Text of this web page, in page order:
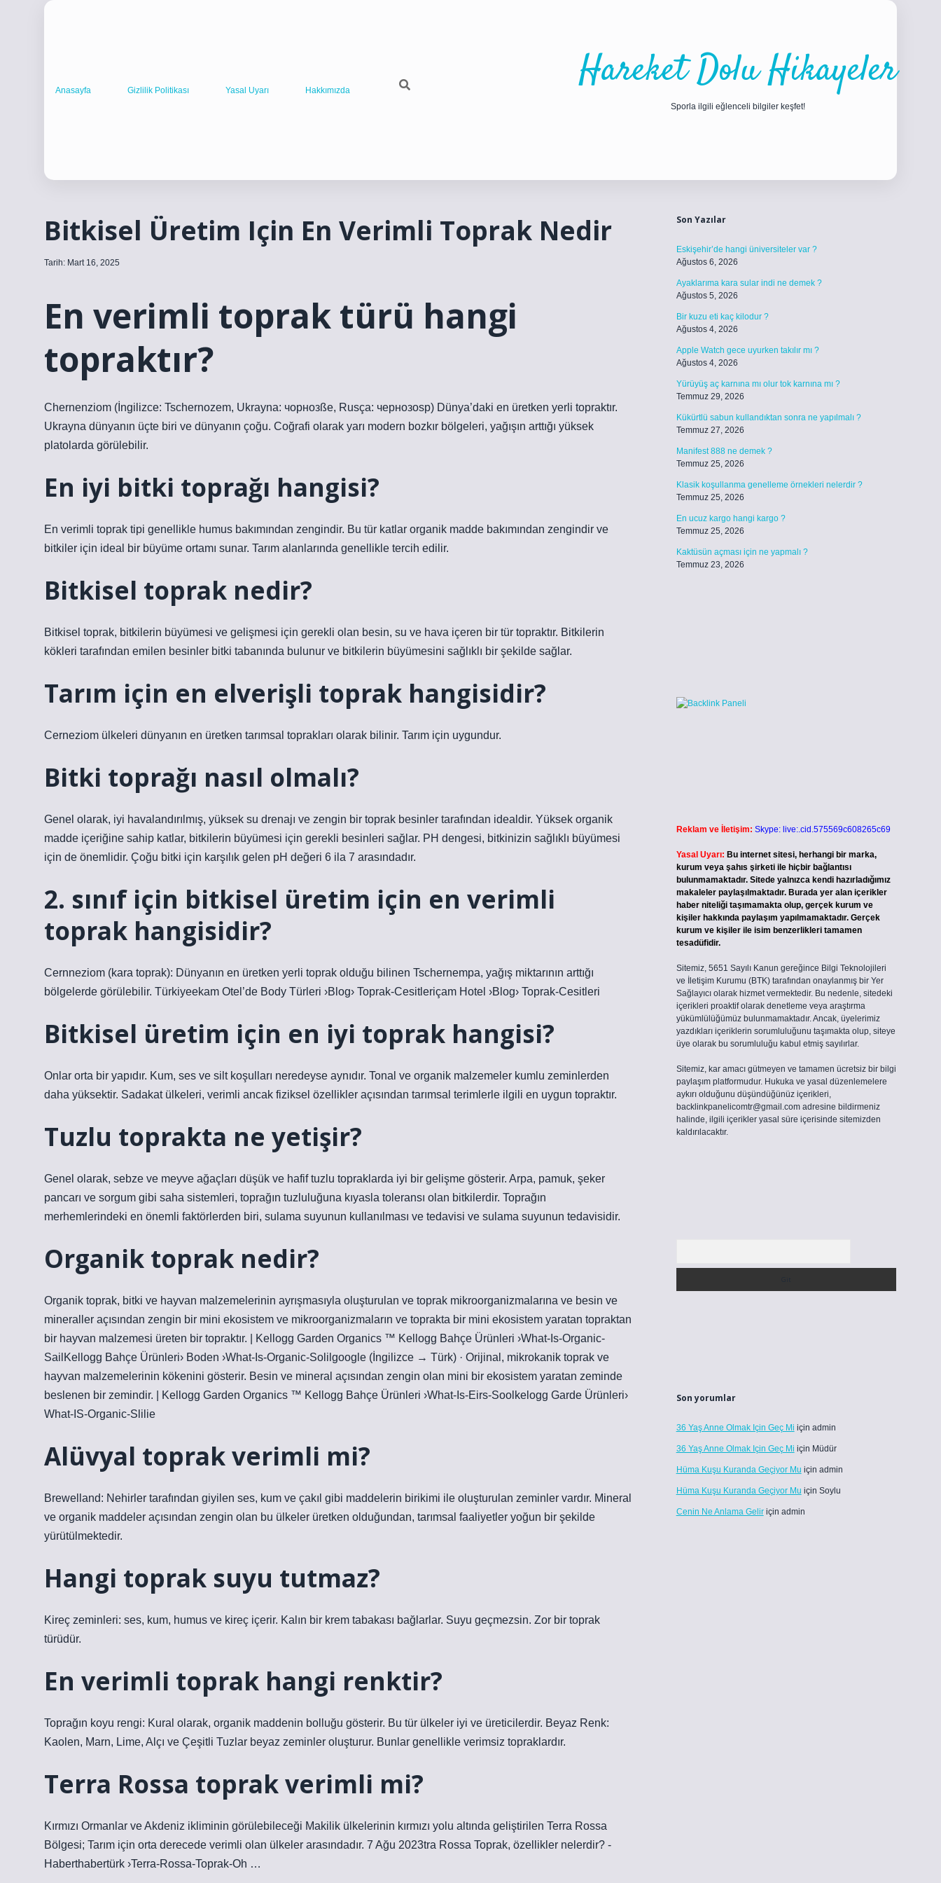
Anasayfa Gizlilik Politikası Yasal Uyarı Hakkımızda Hareket Dolu Hikayeler
Sporla ilgili eğlenceli bilgiler keşfet!
Bitkisel Üretim Için En Verimli Toprak Nedir
Tarih: Mart 16, 2025
En verimli toprak türü hangi
topraktır?
Chernenziom (İngilizce: Tschernozem, Ukrayna: чорнозße, Rusça: чернозosp) Dünya’daki en üretken yerli topraktır.
Ukrayna dünyanın üçte biri ve dünyanın çoğu. Coğrafi olarak yarı modern bozkır bölgeleri, yağışın arttığı yüksek
platolarda görülebilir.
En iyi bitki toprağı hangisi?
En verimli toprak tipi genellikle humus bakımından zengindir. Bu tür katlar organik madde bakımından zengindir ve
bitkiler için ideal bir büyüme ortamı sunar. Tarım alanlarında genellikle tercih edilir.
Bitkisel toprak nedir?
Bitkisel toprak, bitkilerin büyümesi ve gelişmesi için gerekli olan besin, su ve hava içeren bir tür topraktır. Bitkilerin
kökleri tarafından emilen besinler bitki tabanında bulunur ve bitkilerin büyümesini sağlıklı bir şekilde sağlar.
Tarım için en elverişli toprak hangisidir?
Cerneziom ülkeleri dünyanın en üretken tarımsal toprakları olarak bilinir. Tarım için uygundur.
Bitki toprağı nasıl olmalı?
Genel olarak, iyi havalandırılmış, yüksek su drenajı ve zengin bir toprak besinler tarafından idealdir. Yüksek organik
madde içeriğine sahip katlar, bitkilerin büyümesi için gerekli besinleri sağlar. PH dengesi, bitkinizin sağlıklı büyümesi
için de önemlidir. Çoğu bitki için karşılık gelen pH değeri 6 ila 7 arasındadır.
2. sınıf için bitkisel üretim için en verimli
toprak hangisidir?
Cernneziom (kara toprak): Dünyanın en üretken yerli toprak olduğu bilinen Tschernempa, yağış miktarının arttığı
bölgelerde görülebilir. Türkiyeekam Otel’de Body Türleri ›Blog› Toprak-Cesitleriçam Hotel ›Blog› Toprak-Cesitleri
Bitkisel üretim için en iyi toprak hangisi?
Onlar orta bir yapıdır. Kum, ses ve silt koşulları neredeyse aynıdır. Tonal ve organik malzemeler kumlu zeminlerden
daha yüksektir. Sadakat ülkeleri, verimli ancak fiziksel özellikler açısından tarımsal terimlerle ilgili en uygun topraktır.
Tuzlu toprakta ne yetişir?
Genel olarak, sebze ve meyve ağaçları düşük ve hafif tuzlu topraklarda iyi bir gelişme gösterir. Arpa, pamuk, şeker
pancarı ve sorgum gibi saha sistemleri, toprağın tuzluluğuna kıyasla toleransı olan bitkilerdir. Toprağın
merhemlerindeki en önemli faktörlerden biri, sulama suyunun kullanılması ve tedavisi ve sulama suyunun tedavisidir.
Organik toprak nedir?
Organik toprak, bitki ve hayvan malzemelerinin ayrışmasıyla oluşturulan ve toprak mikroorganizmalarına ve besin ve
mineraller açısından zengin bir mini ekosistem ve mikroorganizmaların ve toprakta bir mini ekosistem yaratan topraktan
bir hayvan malzemesi üreten bir topraktır. | Kellogg Garden Organics ™ Kellogg Bahçe Ürünleri ›What-Is-Organic-
SailKellogg Bahçe Ürünleri› Boden ›What-Is-Organic-Solilgoogle (İngilizce → Türk) · Orijinal, mikrokanik toprak ve
hayvan malzemelerinin kökenini gösterir. Besin ve mineral açısından zengin olan mini bir ekosistem yaratan zeminde
beslenen bir zemindir. | Kellogg Garden Organics ™ Kellogg Bahçe Ürünleri ›What-Is-Eirs-Soolkelogg Garde Ürünleri›
What-IS-Organic-Slilie
Alüvyal toprak verimli mi?
Brewelland: Nehirler tarafından giyilen ses, kum ve çakıl gibi maddelerin birikimi ile oluşturulan zeminler vardır. Mineral
ve organik maddeler açısından zengin olan bu ülkeler üretken olduğundan, tarımsal faaliyetler yoğun bir şekilde
yürütülmektedir.
Hangi toprak suyu tutmaz?
Kireç zeminleri: ses, kum, humus ve kireç içerir. Kalın bir krem ​​tabakası bağlarlar. Suyu geçmezsin. Zor bir toprak
türüdür.
En verimli toprak hangi renktir?
Toprağın koyu rengi: Kural olarak, organik maddenin bolluğu gösterir. Bu tür ülkeler iyi ve üreticilerdir. Beyaz Renk:
Kaolen, Marn, Lime, Alçı ve Çeşitli Tuzlar beyaz zeminler oluşturur. Bunlar genellikle verimsiz topraklardır.
Terra Rossa toprak verimli mi?
Kırmızı Ormanlar ve Akdeniz ikliminin görülebileceği Makilik ülkelerinin kırmızı yolu altında geliştirilen Terra Rossa
Bölgesi; Tarım için orta derecede verimli olan ülkeler arasındadır. 7 Ağu 2023tra Rossa Toprak, özellikler nelerdir? -
Haberthabertürk ›Terra-Rossa-Toprak-Oh …
Son Yazılar
Eskişehir’de hangi üniversiteler var ?
Ağustos 6, 2026
Ayaklarıma kara sular indi ne demek ?
Ağustos 5, 2026
Bir kuzu eti kaç kilodur ?
Ağustos 4, 2026
Apple Watch gece uyurken takılır mı ?
Ağustos 4, 2026
Yürüyüş aç karnına mı olur tok karnına mı ?
Temmuz 29, 2026
Kükürtlü sabun kullandıktan sonra ne yapılmalı ?
Temmuz 27, 2026
Manifest 888 ne demek ?
Temmuz 25, 2026
Klasik koşullanma genelleme örnekleri nelerdir ?
Temmuz 25, 2026
En ucuz kargo hangi kargo ?
Temmuz 25, 2026
Kaktüsün açması için ne yapmalı ?
Temmuz 23, 2026
Reklam ve İletişim: Skype: live:.cid.575569c608265c69
Yasal Uyarı: Bu internet sitesi, herhangi bir marka,
kurum veya şahıs şirketi ile hiçbir bağlantısı
bulunmamaktadır. Sitede yalnızca kendi hazırladığımız
makaleler paylaşılmaktadır. Burada yer alan içerikler
haber niteliği taşımamakta olup, gerçek kurum ve
kişiler hakkında paylaşım yapılmamaktadır. Gerçek
kurum ve kişiler ile isim benzerlikleri tamamen
tesadüfidir.
Sitemiz, 5651 Sayılı Kanun gereğince Bilgi Teknolojileri
ve İletişim Kurumu (BTK) tarafından onaylanmış bir Yer
Sağlayıcı olarak hizmet vermektedir. Bu nedenle, sitedeki
içerikleri proaktif olarak denetleme veya araştırma
yükümlülüğümüz bulunmamaktadır. Ancak, üyelerimiz
yazdıkları içeriklerin sorumluluğunu taşımakta olup, siteye
üye olarak bu sorumluluğu kabul etmiş sayılırlar.
Sitemiz, kar amacı gütmeyen ve tamamen ücretsiz bir bilgi
paylaşım platformudur. Hukuka ve yasal düzenlemelere
aykırı olduğunu düşündüğünüz içerikleri,
backlinkpanelicomtr@gmail.comadresine bildirmeniz
halinde, ilgili içerikler yasal süre içerisinde sitemizden
kaldırılacaktır.
Son yorumlar
36 Yaş Anne Olmak Için Geç Mi için admin
36 Yaş Anne Olmak Için Geç Mi için Müdür
Hüma Kuşu Kuranda Geçiyor Mu için admin
Hüma Kuşu Kuranda Geçiyor Mu için Soylu
Cenin Ne Anlama Geliriçin admin